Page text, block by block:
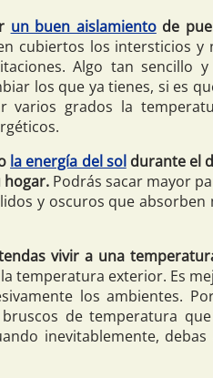
un buen aislamientode
cubiertos los intersticios
Algo tan sencillo
los que ya tienes, si es
varios grados la
la energía del soldurante el
hogar. Podrás sacar mayor
y oscuros que
vivir a una
temperatura exterior. Es
los ambientes.
de temperatura
inevitablemente,